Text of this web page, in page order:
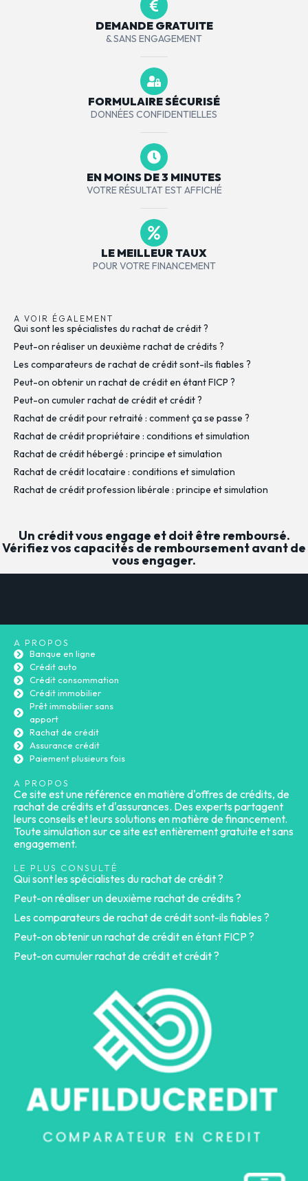
DEMANDE GRATUITE
& SANS ENGAGEMENT
FORMULAIRE SÉCURISÉ
DONNÉES CONFIDENTIELLES
EN MOINS DE 3 MINUTES
VOTRE RÉSULTAT EST AFFICHÉ
LE MEILLEUR TAUX
POUR VOTRE FINANCEMENT
A VOIR ÉGALEMENT
Qui sont les spécialistes du rachat de crédit ?
Peut-on réaliser un deuxième rachat de crédits ?
Les comparateurs de rachat de crédit sont-ils fiables ?
Peut-on obtenir un rachat de crédit en étant FICP ?
Peut-on cumuler rachat de crédit et crédit ?
Rachat de crédit pour retraité : comment ça se passe ?
Rachat de crédit propriétaire : conditions et simulation
Rachat de crédit hébergé : principe et simulation
Rachat de crédit locataire : conditions et simulation
Rachat de crédit profession libérale : principe et simulation
Un crédit vous engage et doit être remboursé.
Vérifiez vos capacités de remboursement avant de
vous engager.
A PROPOS
Banque en ligne
Crédit auto
Crédit consommation
Crédit immobilier
Prêt immobilier sans
apport
Rachat de crédit
Assurance crédit
Paiement plusieurs fois
A PROPOS
Ce site est une référence en matière d'offres de crédits, de
rachat de crédits et d'assurances. Des experts partagent
leurs conseils et leurs solutions en matière de financement.
Toute simulation sur ce site est entièrement gratuite et sans
engagement.
LE PLUS CONSULTÉ
Qui sont les spécialistes du rachat de crédit ?
Peut-on réaliser un deuxième rachat de crédits ?
Les comparateurs de rachat de crédit sont-ils fiables ?
Peut-on obtenir un rachat de crédit en étant FICP ?
Peut-on cumuler rachat de crédit et crédit ?